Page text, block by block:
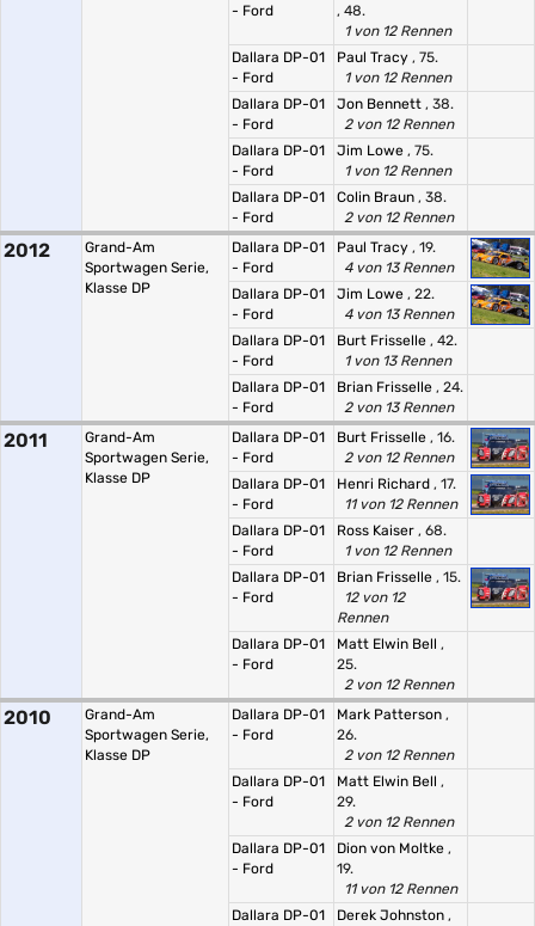
- Ford
, 48.
1 von 12 Rennen
Dallara DP-01
- Ford
Paul Tracy , 75.
1 von 12 Rennen
Dallara DP-01
- Ford
Jon Bennett , 38.
2 von 12 Rennen
Dallara DP-01
- Ford
Jim Lowe , 75.
1 von 12 Rennen
Dallara DP-01
- Ford
Colin Braun , 38.
2 von 12 Rennen
2012
Grand-Am
Sportwagen Serie,
Klasse DP
Dallara DP-01
- Ford
Paul Tracy , 19.
4 von 13 Rennen
Dallara DP-01
- Ford
Jim Lowe , 22.
4 von 13 Rennen
Dallara DP-01
- Ford
Burt Frisselle , 42.
1 von 13 Rennen
Dallara DP-01
- Ford
Brian Frisselle , 24.
2 von 13 Rennen
2011
Grand-Am
Sportwagen Serie,
Klasse DP
Dallara DP-01
- Ford
Burt Frisselle , 16.
2 von 12 Rennen
Dallara DP-01
- Ford
Henri Richard , 17.
11 von 12 Rennen
Dallara DP-01
- Ford
Ross Kaiser , 68.
1 von 12 Rennen
Dallara DP-01
- Ford
Brian Frisselle , 15.
12 von 12
Rennen
Dallara DP-01
- Ford
Matt Elwin Bell ,
25.
2 von 12 Rennen
2010
Grand-Am
Sportwagen Serie,
Klasse DP
Dallara DP-01
- Ford
Mark Patterson ,
26.
2 von 12 Rennen
Dallara DP-01
- Ford
Matt Elwin Bell ,
29.
2 von 12 Rennen
Dallara DP-01
- Ford
Dion von Moltke ,
19.
11 von 12 Rennen
Dallara DP-01
Derek Johnston ,